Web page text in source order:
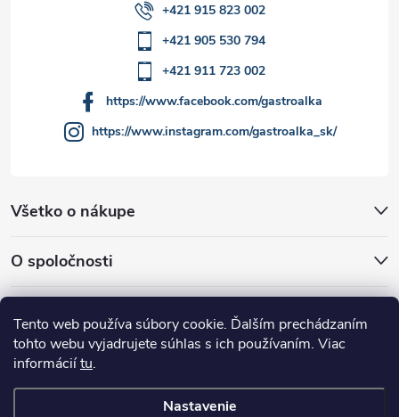
Tento web používa súbory cookie. Ďalším prechádzaním
tohto webu vyjadrujete súhlas s ich používaním. Viac
informáciítu.
Nastavenie
Všetko o nákupe
O spoločnosti
+421 915 823 002
+421 905 530 794
+421 911 723 002
https://www.facebook.com/gastroalka
https://www.instagram.com/gastroalka_sk/